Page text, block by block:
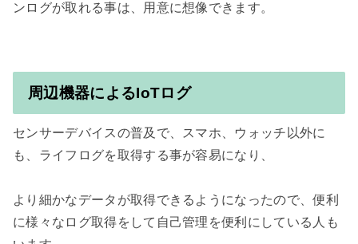
ンログが取れる事は、用意に想像できます。
周辺機器によるIoTログ
センサーデバイスの普及で、スマホ、ウォッチ以外に
も、ライフログを取得する事が容易になり、
より細かなデータが取得できるようになったので、便利
に様々なログ取得をして自己管理を便利にしている人も